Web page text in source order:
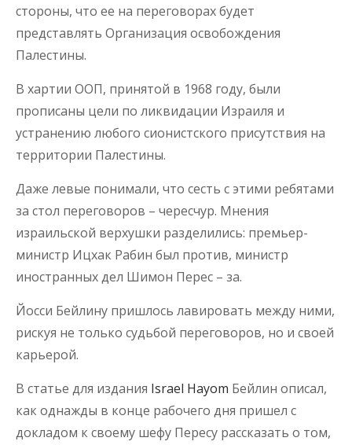
стороны, что ее на переговорах будет
представлять Организация освобождения
Палестины.
В хартии ООП, принятой в 1968 году, были
прописаны цели по ликвидации Израиля и
устранению любого сионистского присутствия на
территории Палестины.
Даже левые понимали, что сесть с этими ребятами
за стол переговоров – чересчур. Мнения
израильской верхушки разделились: премьер-
министр Ицхак Рабин был против, министр
иностранных дел Шимон Перес – за.
Йосси Бейлину пришлось лавировать между ними,
рискуя не только судьбой переговоров, но и своей
карьерой.
В статье для издания Israel Hayom Бейлин описал,
как однажды в конце рабочего дня пришел с
докладом к своему шефу Пересу рассказать о том,